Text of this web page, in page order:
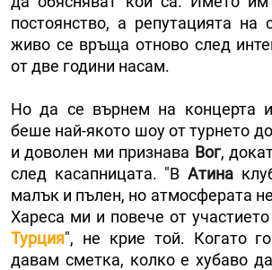
постоянство, а репутацията на
живо се връща отново след
от две години насам.
Но да се върнем на концерта
беше най-якото шоу от турнето
и доволен ми признава Вог,
след касапницата. "ВАтина
малък и пълен, но атмосферата
Хареса ми и повече от
Турция", не крие той. Когато
давам сметка, колко е хубаво